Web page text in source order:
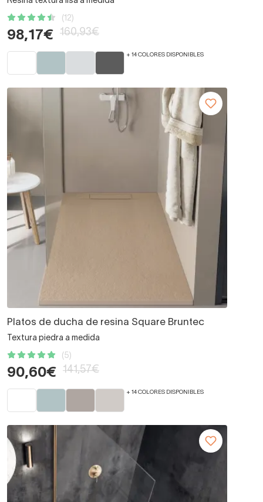
(12)
98,17€ 160,93€
+ 14 COLORES DISPONIBLES
Platos de ducha de resina Square Bruntec
Textura piedra a medida
(5)
90,60€ 141,57€
+ 14 COLORES DISPONIBLES